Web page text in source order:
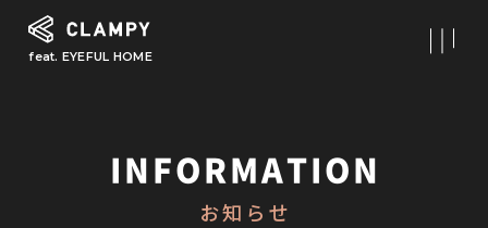
feat. EYEFUL HOME
Our Works
INFORMATION
お知らせ